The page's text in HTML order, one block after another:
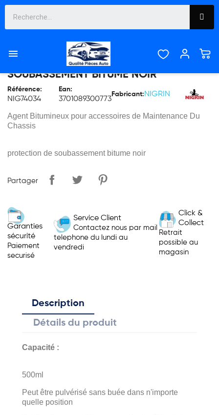

BOMBE DE PROTECTION DE
SOUBASSEMENT BITUME NOIR
Référence:
NIG74034
Ean:
3701089300773
Fabricant: NIGRIN
Agent Bitumineux pour accessoires de Maintenance Du
Chassis
protection de soubassement bitume noir
Partager
Garanties
sécurité
Paiement
securisé
Service Client
Contactez nous par mail
telephone du lundi au
vendredi
Click &
Collect
Retrait
possible au
magasin
Description
Détails du produit
Capacité :
500ml
Peut être pulvérisé sans buée dans n'importe
quelle position